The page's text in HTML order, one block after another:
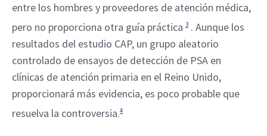
entre los hombres y proveedores de atención médica,
pero no proporciona otra guía práctica 3 . Aunque los
resultados del estudio CAP, un grupo aleatorio
controlado de ensayos de detección de PSA en
clínicas de atención primaria en el Reino Unido,
proporcionará más evidencia, es poco probable que
resuelva la controversia.4